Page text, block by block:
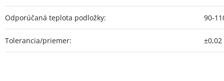
Odporúčaná teplota podložky: 90-
Tolerancia/priemer: